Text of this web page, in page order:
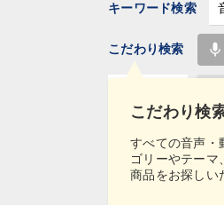
キーワード検索
こだわり検
すべての音声・
ゴリーやテーマ
商品をお探しい
こだわり検索 mic
タグ・
キーワード